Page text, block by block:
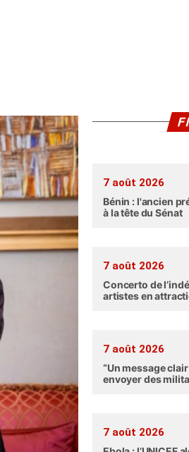
7 août 2026
Bénin : l'ancien
à la tête du Sénat
7 août 2026
Concerto de
artistes en
7 août 2026
“Un message
envoyer des
7 août 2026